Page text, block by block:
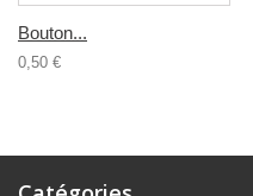
Bouton...
0,50 €